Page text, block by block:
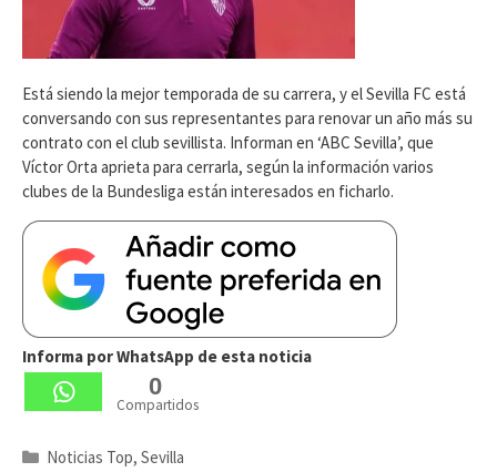
Está siendo la mejor temporada de su carrera, y el Sevilla FC está
conversando con sus representantes para renovar un año más su
contrato con el club sevillista. Informan en ‘ABC Sevilla’, que
Víctor Orta aprieta para cerrarla, según la información varios
clubes de la Bundesliga están interesados en ficharlo.
Informa por WhatsApp de esta noticia
0
Compartidos
Categorías
Noticias Top, Sevilla